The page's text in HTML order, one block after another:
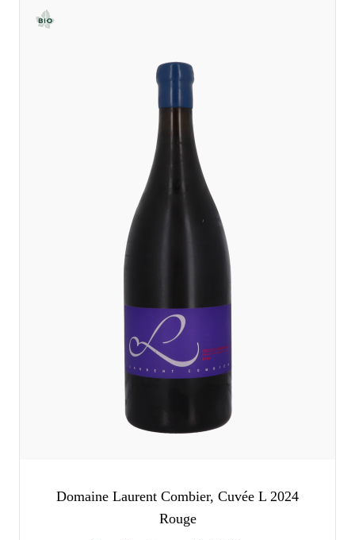
Domaine Laurent Combier, Cuvée L 2024
Rouge